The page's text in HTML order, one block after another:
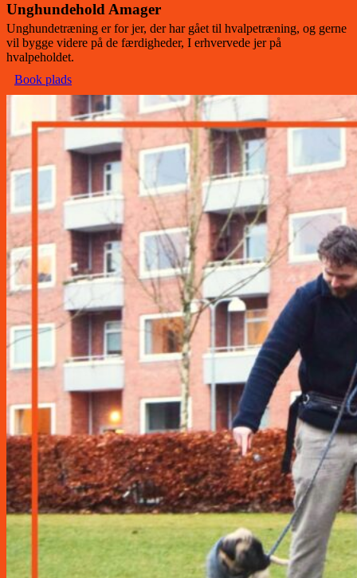
Unghundehold Amager
Unghundetræning er for jer, der har gået til hvalpetræning, og gerne
vil bygge videre på de færdigheder, I erhvervede jer på
hvalpeholdet.
Book plads